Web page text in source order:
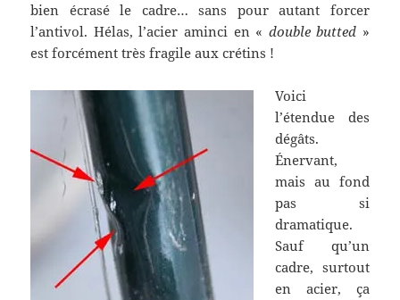
bien écrasé le cadre… sans pour autant forcer
l’antivol. Hélas, l’acier aminci en « double butted »
est forcément très fragile aux crétins !
Voici
l’étendue des
dégâts.
Énervant,
mais au fond
pas si
dramatique.
Sauf qu’un
cadre, surtout
en acier, ça